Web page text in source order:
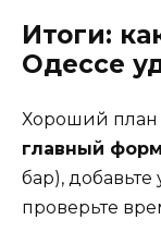
Итоги:
Одессе
Хороший план
главный
бар),
проверьте